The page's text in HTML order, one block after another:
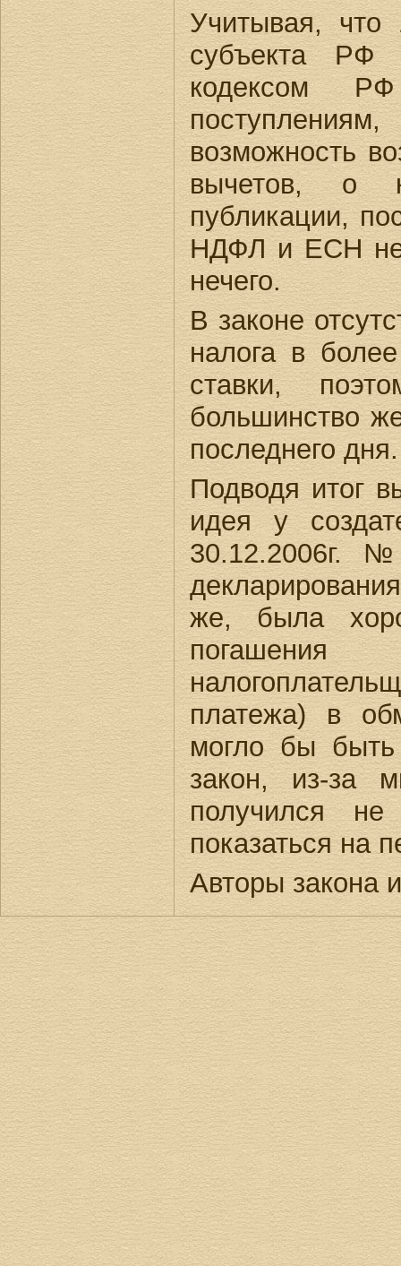
Учитывая, что
субъекта РФ
кодексом
возможность
вычетов, о
публикации,
НДФЛ и ЕСН не
нечего.
В законе
налога в
ставки,
большинство
последнего дня.
Подводя итог
идея у
30.12.2006г.
же, была
погашения
платежа) в
могло бы быть
закон, из-за
получился
показаться на
Авторы закона